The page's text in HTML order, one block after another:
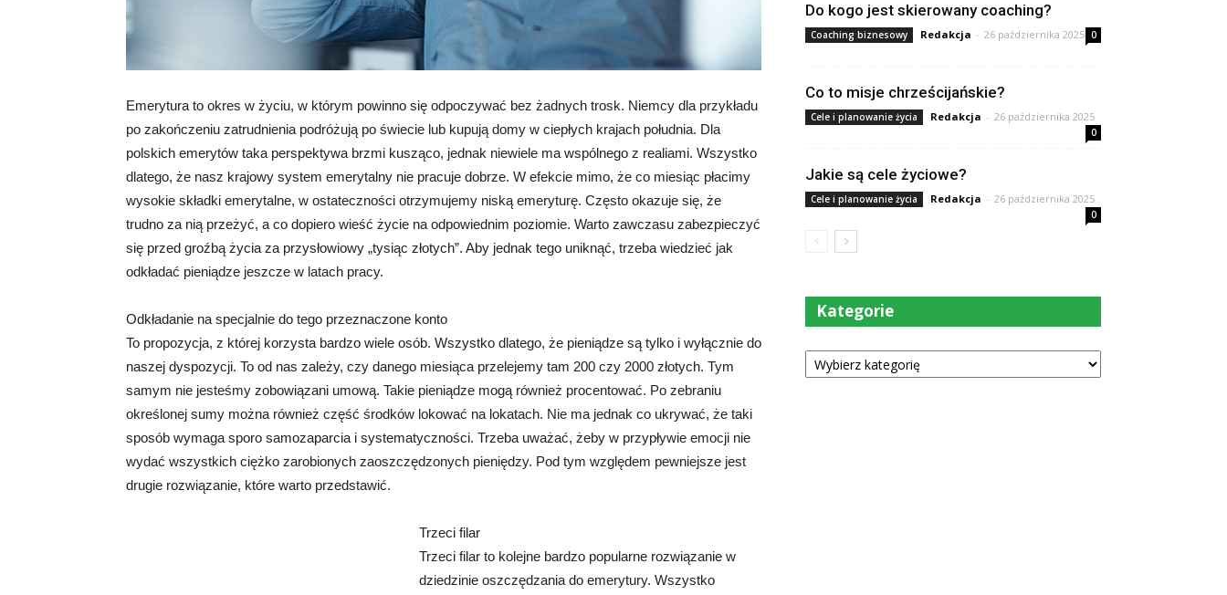
Emerytura to okres w życiu, w którym powinno się odpoczywać bez żadnych trosk. Niemcy dla przykładu
po zakończeniu zatrudnienia podróżują po świecie lub kupują domy w ciepłych krajach południa. Dla
polskich emerytów taka perspektywa brzmi kusząco, jednak niewiele ma wspólnego z realiami. Wszystko
dlatego, że nasz krajowy system emerytalny nie pracuje dobrze. W efekcie mimo, że co miesiąc płacimy
wysokie składki emerytalne, w ostateczności otrzymujemy niską emeryturę. Często okazuje się, że
trudno za nią przeżyć, a co dopiero wieść życie na odpowiednim poziomie. Warto zawczasu zabezpieczyć
się przed groźbą życia za przysłowiowy „tysiąc złotych”. Aby jednak tego uniknąć, trzeba wiedzieć jak
odkładać pieniądze jeszcze w latach pracy.
Odkładanie na specjalnie do tego przeznaczone konto
To propozycja, z której korzysta bardzo wiele osób. Wszystko dlatego, że pieniądze są tylko i wyłącznie do
naszej dyspozycji. To od nas zależy, czy danego miesiąca przelejemy tam 200 czy 2000 złotych. Tym
samym nie jesteśmy zobowiązani umową. Takie pieniądze mogą również procentować. Po zebraniu
określonej sumy można również część środków lokować na lokatach. Nie ma jednak co ukrywać, że taki
sposób wymaga sporo samozaparcia i systematyczności. Trzeba uważać, żeby w przypływie emocji nie
wydać wszystkich ciężko zarobionych zaoszczędzonych pieniędzy. Pod tym względem pewniejsze jest
drugie rozwiązanie, które warto przedstawić.
Trzeci filar
Trzeci filar to kolejne bardzo popularne rozwiązanie w
dziedzinie oszczędzania do emerytury. Wszystko
Do kogo jest skierowany coaching?
Coaching biznesowy Redakcja - 26 października 2025 0
Co to misje chrześcijańskie?
Cele i planowanie życia Redakcja - 26 października 2025
0
Jakie są cele życiowe?
Cele i planowanie życia Redakcja - 26 października 2025
0
Kategorie
Kategorie